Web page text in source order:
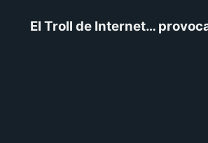
El Troll de Internet…